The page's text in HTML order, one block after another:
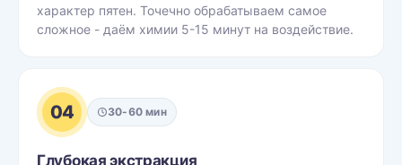
характер пятен. Точечно обрабатываем самое
сложное - даём химии 5-15 минут на воздействие.
04 30-60 мин
Глубокая экстракция